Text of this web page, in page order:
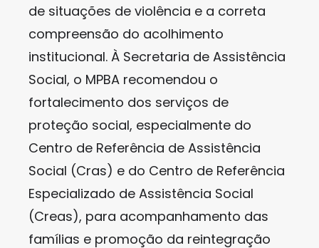
de situações de violência e a correta
compreensão do acolhimento
institucional. À Secretaria de Assistência
Social, o MPBA recomendou o
fortalecimento dos serviços de
proteção social, especialmente do
Centro de Referência de Assistência
Social (Cras) e do Centro de Referência
Especializado de Assistência Social
(Creas), para acompanhamento das
famílias e promoção da reintegração